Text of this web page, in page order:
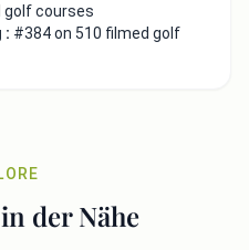
golf courses
: #384 on 510 filmed golf
der Nähe